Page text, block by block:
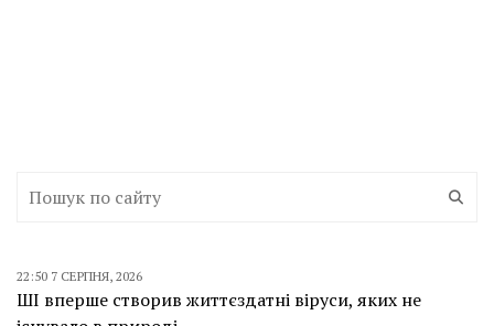
22:50 7 СЕРПНЯ, 2026
ШІ вперше створив життєздатні віруси, яких не